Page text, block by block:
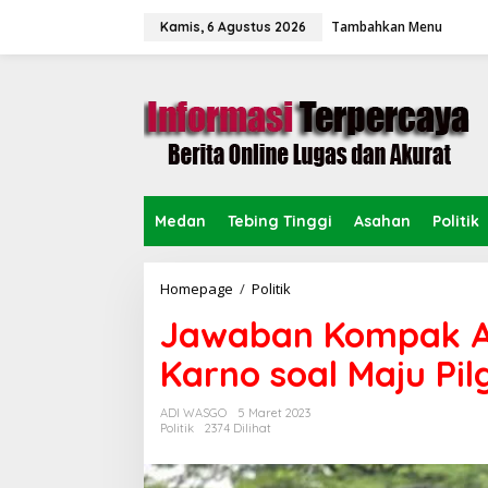
Kamis, 6 Agustus 2026 Tambahkan Menu
Medan Tebing Tinggi Asahan Politik
Homepage / Politik
w
a
b
a
n
m
Jawaban Kompak
Karno soal Maju
ADI WASGO
5 Maret 2023
Politik
2374 Dilihat